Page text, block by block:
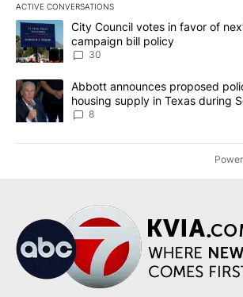
ACTIVE CONVERSATIONS
The following is a list of the most
A trending article titled "City Council
City Council votes in favor of
campaign bill policy
30
A trending article titled "Abbott announces
Abbott announces proposed
housing supply in Texas during
8